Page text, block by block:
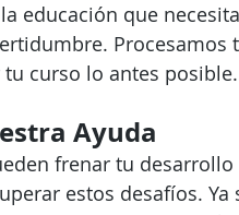
educación que
Procesamos
curso lo antes posible.
Ayuda
frenar tu
estos desafíos.